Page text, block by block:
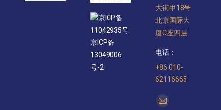
京ICP备
11042935号
京ICP备
13049006
号-2
大街甲18号
北京国际大
厦C座四层
电话：
+86 010-
62116665
找到我们：
Mail